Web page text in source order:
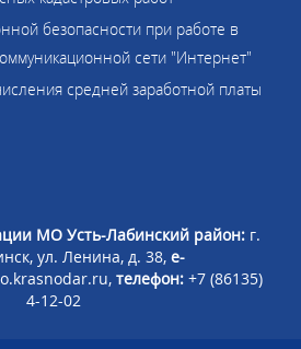
безопасности при работе в
сети "Интернет"
средней заработной платы
МО Усть-Лабинский район: г.
ул. Ленина, д. 38, e-
телефон: +7 (86135)
4-12-02